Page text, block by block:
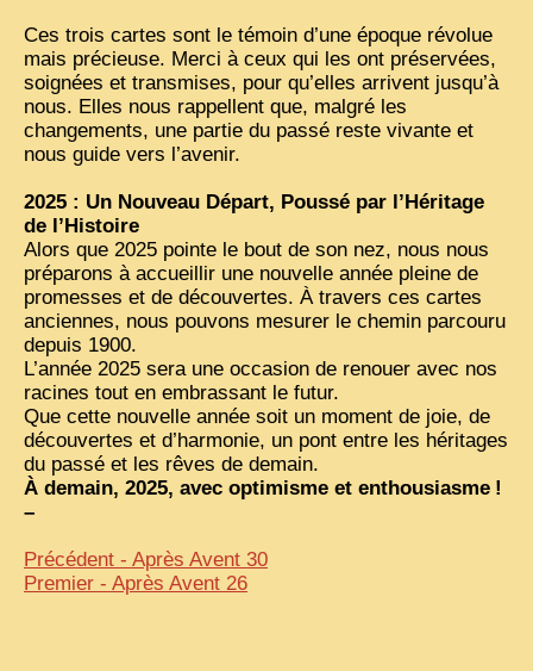
Ces trois cartes sont le témoin d’une époque révolue
mais précieuse. Merci à ceux qui les ont préservées,
soignées et transmises, pour qu’elles arrivent jusqu’à
nous. Elles nous rappellent que, malgré les
changements, une partie du passé reste vivante et
nous guide vers l’avenir.
2025 : Un Nouveau Départ, Poussé par l’Héritage
de l’Histoire
Alors que 2025 pointe le bout de son nez, nous nous
préparons à accueillir une nouvelle année pleine de
promesses et de découvertes. À travers ces cartes
anciennes, nous pouvons mesurer le chemin parcouru
depuis 1900.
L’année 2025 sera une occasion de renouer avec nos
racines tout en embrassant le futur.
Que cette nouvelle année soit un moment de joie, de
découvertes et d’harmonie, un pont entre les héritages
du passé et les rêves de demain.
À demain, 2025, avec optimisme et enthousiasme !
–
Précédent - Après Avent 30
Premier - Après Avent 26